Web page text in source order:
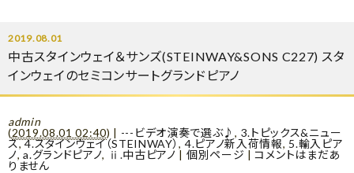
2019.08.01
中古スタインウェイ＆サンズ(STEINWAY&SONS C227) スタ
インウェイのセミコンサートグランドピアノ
admin
(2019.08.01 02:40) | ---ビデオ演奏で選ぶ♪, 3.トピックス&ニュー
ス,4.スタインウェイ（STEINWAY）, 4.ピアノ新入荷情報, 5.輸入ピア
ノ,a.グランドピアノ, ⅱ.中古ピアノ | 個別ページ |コメントはまだあ
りません